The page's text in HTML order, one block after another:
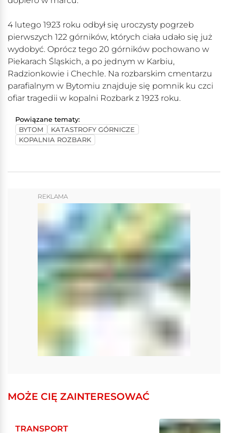
4 lutego 1923 roku odbył się uroczysty pogrzeb
pierwszych 122 górników, których ciała udało się już
wydobyć. Oprócz tego 20 górników pochowano w
Piekarach Śląskich, a po jednym w Karbiu,
Radzionkowie i Chechle. Na rozbarskim cmentarzu
parafialnym w Bytomiu znajduje się pomnik ku czci
ofiar tragedii w kopalni Rozbark z 1923 roku.
Powiązane tematy:
BYTOM
KATASTROFY GÓRNICZE
KOPALNIA ROZBARK
REKLAMA
MOŻE CIĘ ZAINTERESOWAĆ
TRANSPORT